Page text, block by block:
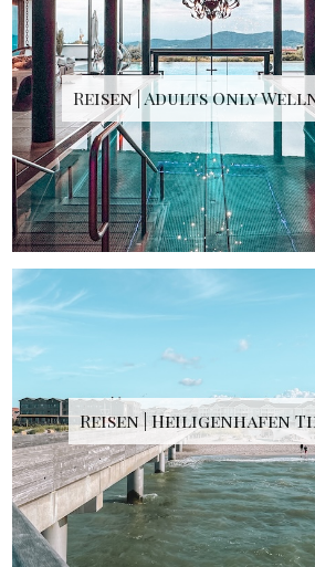
Reisen | Adults Only
Reisen | Heiligenhafen